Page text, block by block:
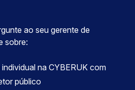
ao seu gerente de
sobre:
na CYBERUK com
público